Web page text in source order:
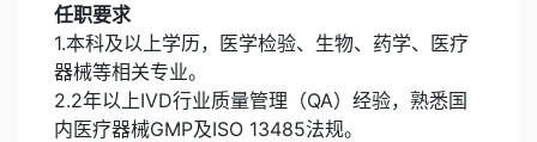
任职要求
1.本科及以上学历，医学检验、生物、药学、医疗
器械等相关专业。
2.2年以上IVD行业质量管理（QA）经验，熟悉国
内医疗器械GMP及ISO 13485法规。